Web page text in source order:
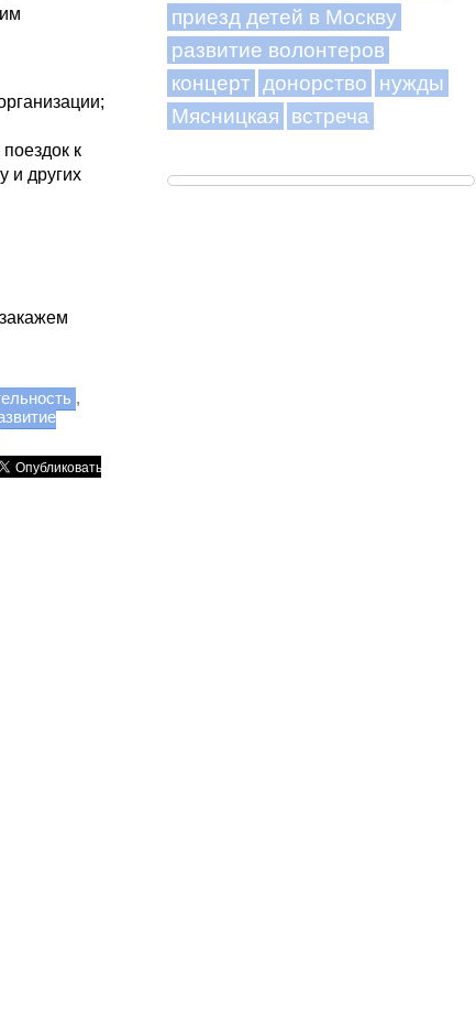
к
и других
,
приезд детей в Москву
развитие волонтеров
концерт донорство
нужды
Мясницкая
встреча